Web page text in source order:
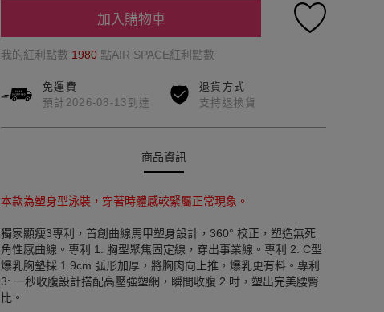
加入購物車
我的紅利點數 1980 點AIR SPACE紅利點數
免運費
預計2026-08-13到達
退貨方式
支持退換貨
商品資訊
本款為塑身型泳裝，穿著時體感較緊屬正常現象。
獨家顯瘦3專利，首創曲線馬甲塑身設計，360° 校正，塑造無死
角性感曲線。專利 1: 胸型聚焦固定線，穿出事業線。專利 2: C型
爆乳胸墊採 1.9cm 弧形加厚，將胸肉向上推，爆乳更有料。專利
3: 一秒收腹設計搭配高壓強塑網，瞬間收腹 2 吋，塑出完美腰臀
比。